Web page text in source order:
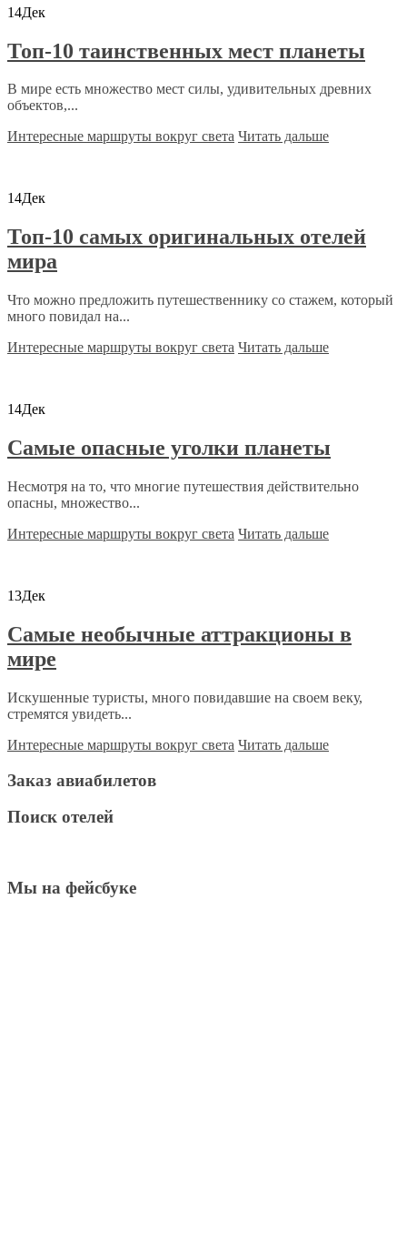
14Дек
Топ-10 таинственных мест планеты
В мире есть множество мест силы, удивительных древних
объектов,...
Интересные маршруты вокруг света Читать дальше
14Дек
Топ-10 самых оригинальных отелей
мира
Что можно предложить путешественнику со стажем, который
много повидал на...
Интересные маршруты вокруг света Читать дальше
14Дек
Самые опасные уголки планеты
Несмотря на то, что многие путешествия действительно
опасны, множество...
Интересные маршруты вокруг света Читать дальше
13Дек
Самые необычные аттракционы в
мире
Искушенные туристы, много повидавшие на своем веку,
стремятся увидеть...
Интересные маршруты вокруг света Читать дальше
Заказ авиабилетов
Поиск отелей
Мы на фейсбуке